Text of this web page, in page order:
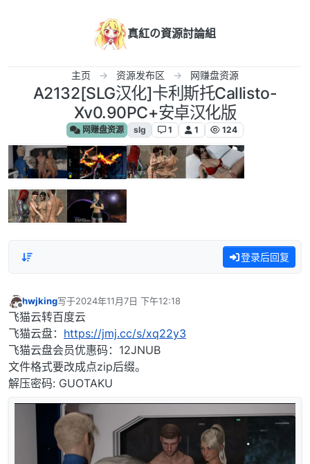
真紅の資源討論組
主页 资源发布区 网赚盘资源
A2132[SLG汉化]卡利斯托Callisto-
Xv0.90PC+安卓汉化版
网赚盘资源 slg 1 1 124
登录后回复
离线
hwjking写于2024年11月7日 下午12:18
最后由 编辑
飞猫云转百度云
飞猫云盘： https://jmj.cc/s/xq22y3
飞猫云盘会员优惠码：12JNUB
文件格式要改成点zip后缀。
解压密码: GUOTAKU